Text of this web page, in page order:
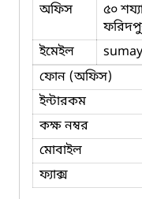
অফিস
৫০
ইমেইল
ফোন (অফিস)
ইন্টারকম
কক্ষ নম্বর
মোবাইল
ফ্যাক্স